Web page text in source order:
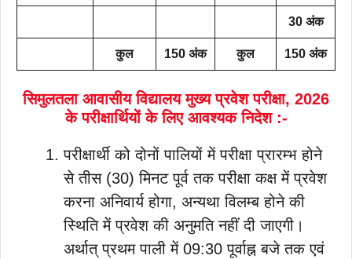
30 अंक
कुल 150 अंक कुल 150 अंक
सिमुलतला आवासीय विद्यालय मुख्य प्रवेश परीक्षा, 2026
के परीक्षार्थियों के लिए आवश्यक निदेश :-
परीक्षार्थी को दोनों पालियों में परीक्षा प्रारम्भ होने
से तीस (30) मिनट पूर्व तक परीक्षा कक्ष में प्रवेश
करना अनिवार्य होगा, अन्यथा विलम्ब होने की
स्थिति में प्रवेश की अनुमति नहीं दी जाएगी।
अर्थात् प्रथम पाली में 09:30 पूर्वाह्न बजे तक एवं